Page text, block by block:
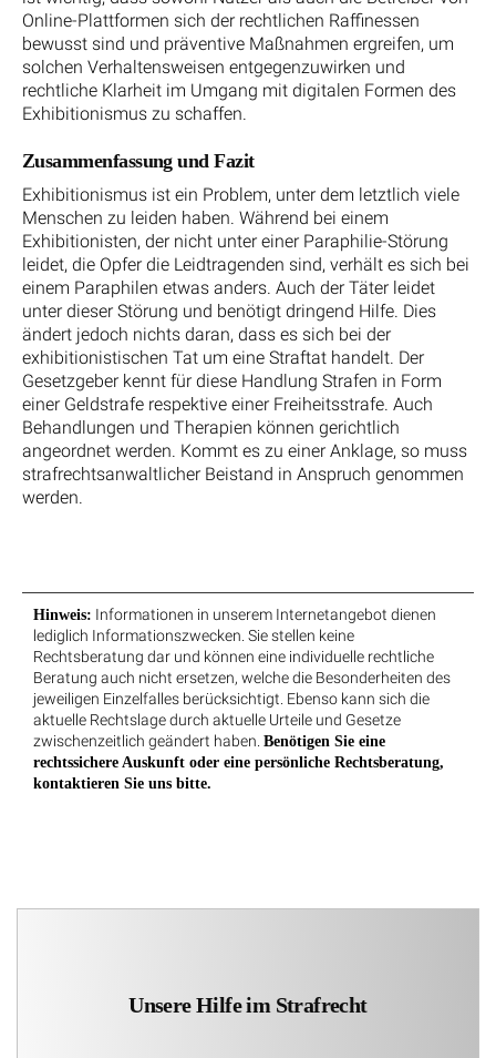
Online-Plattformen sich der rechtlichen Raffinessen
bewusst sind und präventive Maßnahmen ergreifen, um
solchen Verhaltensweisen entgegenzuwirken und
rechtliche Klarheit im Umgang mit digitalen Formen des
Exhibitionismus zu schaffen.
Zusammenfassung und Fazit
Exhibitionismus ist ein Problem, unter dem letztlich viele
Menschen zu leiden haben. Während bei einem
Exhibitionisten, der nicht unter einer Paraphilie-Störung
leidet, die Opfer die Leidtragenden sind, verhält es sich bei
einem Paraphilen etwas anders. Auch der Täter leidet
unter dieser Störung und benötigt dringend Hilfe. Dies
ändert jedoch nichts daran, dass es sich bei der
exhibitionistischen Tat um eine Straftat handelt. Der
Gesetzgeber kennt für diese Handlung Strafen in Form
einer Geldstrafe respektive einer Freiheitsstrafe. Auch
Behandlungen und Therapien können gerichtlich
angeordnet werden. Kommt es zu einer Anklage, so muss
strafrechtsanwaltlicher Beistand in Anspruch genommen
werden.
Hinweis: Informationen in unserem Internetangebot dienen
lediglich Informationszwecken. Sie stellen keine
Rechtsberatung dar und können eine individuelle rechtliche
Beratung auch nicht ersetzen, welche die Besonderheiten des
jeweiligen Einzelfalles berücksichtigt. Ebenso kann sich die
aktuelle Rechtslage durch aktuelle Urteile und Gesetze
zwischenzeitlich geändert haben. Benötigen Sie eine
rechtssichere Auskunft oder eine persönliche Rechtsberatung,
kontaktieren Sie uns bitte.
Unsere Hilfe im Strafrecht